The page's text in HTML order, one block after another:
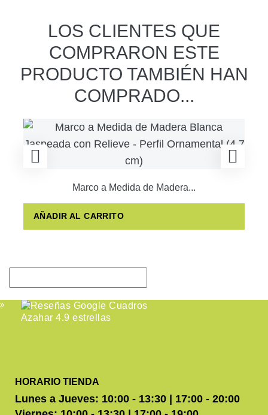
LOS CLIENTES QUE
COMPRARON ESTE
PRODUCTO TAMBIÉN HAN
COMPRADO...
Marco a Medida de Madera...
AÑADIR AL CARRITO
HORARIO TIENDA
Lunes a Jueves: 10:00 - 13:30 | 17:00 - 20:00